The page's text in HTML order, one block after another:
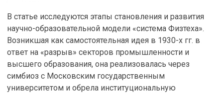
В статье исследуются этапы становления и развития
научно-образовательной модели «система Физтеха».
Возникшая как самостоятельная идея в 1930-х гг. в
ответ на «разрыв» секторов промышленности и
высшего образования, она реализовалась через
симбиоз с Московским государственным
университетом и обрела институциональную